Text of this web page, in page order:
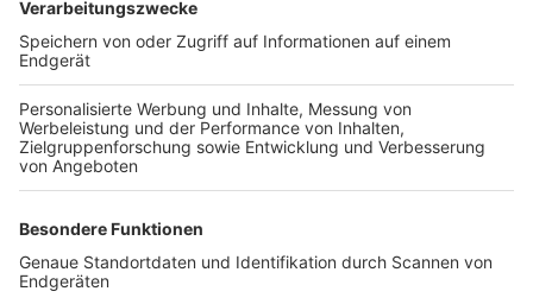
TOP-VEREINE
TOP-PARTNER